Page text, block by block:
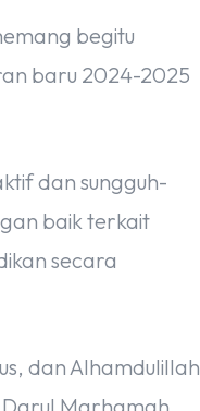
begitu
baru 2024-2025
dan sungguh-
baik terkait
secara
dan Alhamdulillah